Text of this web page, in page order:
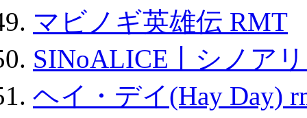
マビノギ英雄伝 RMT
SINoALICE丨シノア
ヘイ・デイ(Hay Day)